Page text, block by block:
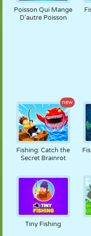
Poisson Qui Mange
D'autre Poisson
new
Fishing: Catch the
Secret Brainrot
Tiny Fishing